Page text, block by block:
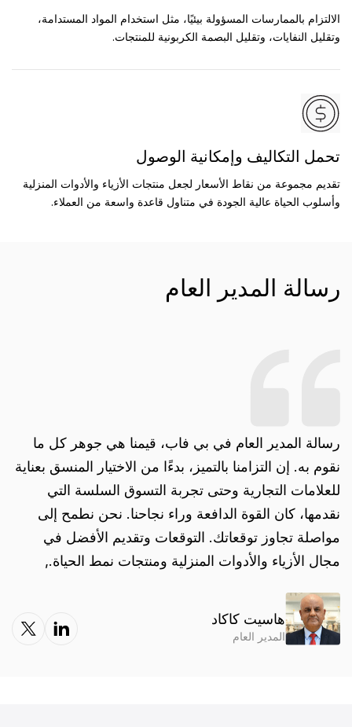
الالتزام بالممارسات المسؤولة بيئيًا، مثل استخدام المواد المستدامة،
وتقليل النفايات، وتقليل البصمة الكربونية للمنتجات.
تحمل التكاليف وإمكانية الوصول
تقديم مجموعة من نقاط الأسعار لجعل منتجات الأزياء والأدوات المنزلية
وأسلوب الحياة عالية الجودة في متناول قاعدة واسعة من العملاء.
رسالة المدير العام
رسالة المدير العام في بي فاب، قيمنا هي جوهر كل ما
نقوم به. إن التزامنا بالتميز، بدءًا من الاختيار المنسق بعناية
للعلامات التجارية وحتى تجربة التسوق السلسة التي
نقدمها، كان القوة الدافعة وراء نجاحنا. نحن نطمح إلى
مواصلة تجاوز توقعاتك. التوقعات وتقديم الأفضل في
مجال الأزياء والأدوات المنزلية ومنتجات نمط الحياة.,
هاسيت كاكاد
المدير العام